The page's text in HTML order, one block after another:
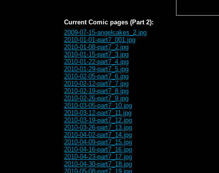
Current Comic pages (Part 2):
2009-07-15-angelcakes_2.jpg
2010-01-01-part7_001.jpg
2010-01-08-part7_2.jpg
2010-01-15-part7_3.jpg
2010-01-22-part7_4.jpg
2010-01-29-part7_5.jpg
2010-02-05-part7_6.jpg
2010-02-12-part7_7.jpg
2010-02-19-part7_8.jpg
2010-02-26-part7_9.jpg
2010-03-05-part7_10.jpg
2010-03-12-part7_11.jpg
2010-03-19-part7_12.jpg
2010-03-26-part7_13.jpg
2010-04-02-part7_14.jpg
2010-04-09-part7_15.jpg
2010-04-16-part7_16.jpg
2010-04-23-part7_17.jpg
2010-04-30-part7_18.jpg
2010-05-08-part7_19.jpg